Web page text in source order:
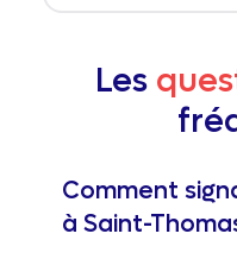
Les
Comment
à Saint-